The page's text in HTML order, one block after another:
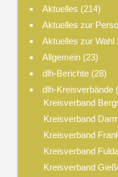
Aktuelles (214)
Aktuelles zur
Aktuelles zur Wahl
Allgemein (23)
dlh-Berichte (28)
dlh-Kreisverbände
Kreisverband
Kreisverband
Kreisverband
Kreisverband
Kreisverband